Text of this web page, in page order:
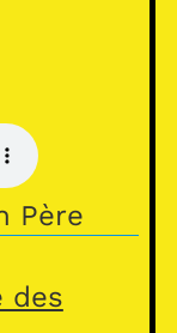
Père
des